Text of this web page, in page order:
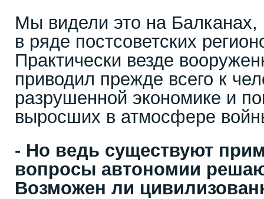
Мы видели это на
в ряде постсоветских
Практически везде
приводил прежде всего к
разрушенной экономике и
выросших в атмосфере
- Но ведь существуют
вопросы автономии
Возможен ли